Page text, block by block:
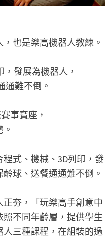
也是樂高機器人教練。
，發展為機器人，
通難不倒。
事寶座，
式、機械、3D列印，發
球、送餐通通難不倒。
夯，「玩樂高手創意中
不同年齡層，提供學生
三種課程，在組裝的過